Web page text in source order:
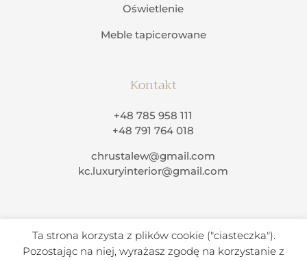
Oświetlenie
Meble tapicerowane
Kontakt
+48 785 958 111
+48 791 764 018
chrustalew@gmail.com
kc.luxuryinterior@gmail.com
Ta strona korzysta z plików cookie ("ciasteczka").
Pozostając na niej, wyrażasz zgodę na korzystanie z